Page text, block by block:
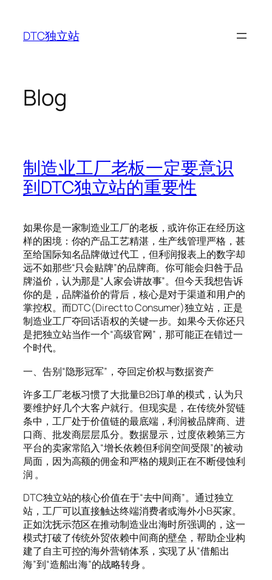
content
DTC独立站
Blog
制造业工厂老板一定要意识
到DTC独立站的重要性
如果你是一家制造业工厂的老板，或许你正在经历这
样的困境：你的产品工艺精湛，生产线管理严格，甚
至给国际知名品牌做过代工，但利润报表上的数字却
远不如那些“只会贴牌”的品牌商。你可能会归咎于品
牌溢价，认为那是“人家会讲故事”。但今天我想告诉
你的是，品牌溢价的背后，核心是对于渠道和用户的
掌控权。而DTC(Direct to Consumer)独立站，正是
制造业工厂夺回话语权的关键一步。如果今天你还只
是把独立站当作一个“高级官网”，那可能正在错过一
个时代。
一、告别“隐形冠军”，夺回定价权与数据资产
许多工厂老板习惯了大批量B2B订单的模式，认为只
要维护好几个大客户就行。但现实是，在传统外贸链
条中，工厂处于价值链的最底端，利润被品牌商、进
口商、批发商层层瓜分。数据显示，过度依赖第三方
平台的卖家常陷入“增长依赖但利润空间受限”的被动
局面，因为高额的佣金和严格的规则正在不断侵蚀利
润 。
DTC独立站的核心价值在于“去中间商”。通过独立
站，工厂可以直接触达终端消费者或海外小B买家。
正如沈抚示范区在推动制造业出海时所强调的，这一
模式打破了传统外贸依赖中间商的壁垒，帮助企业构
建了自主可控的海外营销体系，实现了从“借船出
海”到“造船出海”的战略转身 。